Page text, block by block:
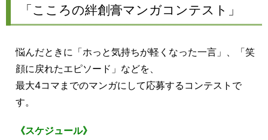
「こころの絆創膏マンガコンテスト」
悩んだときに「ホっと気持ちが軽くなった一言」、「笑
顔に戻れたエピソード」などを、
最大4コマまでのマンガにして応募するコンテストで
す。
《スケジュール》